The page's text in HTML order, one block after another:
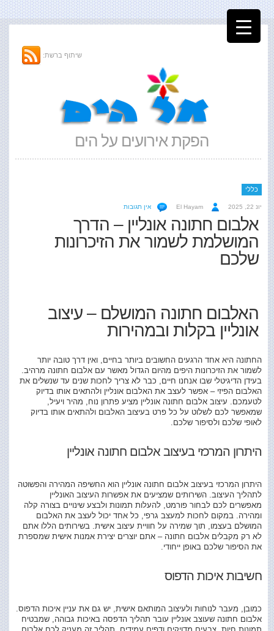
הפקת אירועים על הים
שיתוף ברשת:
כללי
יונ 22, 2025 El Hayam אין תגובות
אלבום חתונה אונליין – הדרך
המושלמת לשמור את הזיכרונות
שלכם
האלבום חתונה המושלם – עיצוב
אונליין בקלות ובמהירות
החתונה היא אחד הרגעים החשובים ביותר בחיים, ואין דרך טובה יותר
לשמור את הזיכרונות היפים מהיום הגדול מאשר עם אלבום חתונה מרהיב.
בעידן הדיגיטלי שבו אנחנו חיים, כבר לא צריך לחכות שנים עד שנשלים את
האלבום הפיזי – אפשר לעצב את האלבום אונליין ולהתאים אותו בדיוק
לטעמכם. עיצוב אלבום חתונה אונליין מציע פתרון נוח, מהיר ויעיל,
שמאפשר לכם לשלוט על כל פרט בעיצוב האלבום ולהתאים אותו בדיוק
לאופי שלכם ולסיפור שלכם.
היתרון המרכזי בעיצוב אלבום חתונה אונליין
היתרון המרכזי בעיצוב אלבום חתונה אונליין הוא החשיפה המהירה והפשוטה
לתהליך העיצוב. השירותים שמציעים את אפשרות העיצוב האונליין
מאפשרים לכם לבחור פורמט, להעלות תמונות ולבצע שינויים בצורה קלה
ומהירה. במקום לחכות למעצב גרפי, כל אחד יכול לעצב את האלבום
המושלם בעצמו, תוך שמירה על חוויית עיצוב אישית. בשירותים הללו אתם
לא רק מקבלים אלבום חתונה – אתם יוצרים יצירת אמנות אישית שמספרת
את הסיפור שלכם באופן ייחודי.
חשיבות איכות הדפוס
כמובן, מעבר לנוחות ולעיצוב המותאם אישית, יש גם את עניין איכות הדפוס.
אלבום חתונה שעוצב אונליין עובר תהליך הדפסה באיכות גבוהה, שמבטיח
תמונות חיות, צבעים מדויקים ודפים עמידים. תהליך זה מעניק לכם אלבום